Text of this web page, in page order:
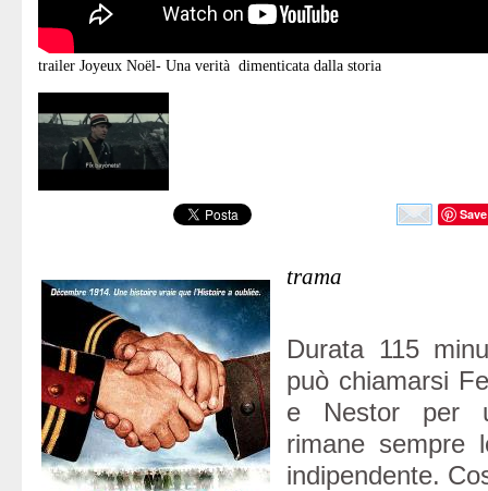
trailer Joyeux Noël- Una verità dimenticata dalla storia
Save
trama
Durata 115
può chiamarsi
e Nestor per
rimane sempre
indipendente.